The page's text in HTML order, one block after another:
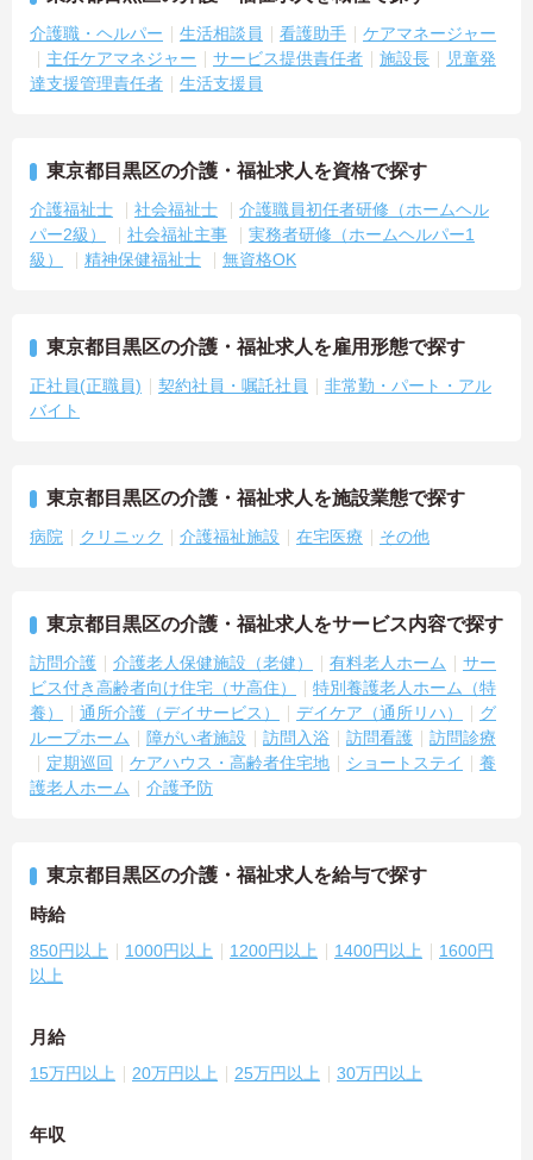
介護職・ヘルパー 生活相談員 看護助手
ケアマネージャー
主任ケアマネジャー
サービス提供責任者 施設長
児童発
達支援管理責任者
生活支援員
東京都目黒区の介護・福祉求人を資格で探す
介護福祉士 社会福祉士
介護職員初任者研修（ホームヘル
パー2級）
社会福祉主事
実務者研修（ホームヘルパー1
級）
精神保健福祉士 無資格OK
東京都目黒区の介護・福祉求人を雇用形態で探す
正社員(正職員) 契約社員・嘱託社員
非常勤・パート・アル
バイト
東京都目黒区の介護・福祉求人を施設業態で探す
病院 クリニック 介護福祉施設 在宅医療 その他
東京都目黒区の介護・福祉求人をサービス内容で探す
訪問介護 介護老人保健施設（老健） 有料老人ホーム
サー
ビス付き高齢者向け住宅（サ高住）
特別養護老人ホーム（特
養）
通所介護（デイサービス） デイケア（通所リハ）
グ
ループホーム
障がい者施設 訪問入浴 訪問看護
訪問診療
定期巡回
ケアハウス・高齢者住宅地 ショートステイ
養
護老人ホーム
介護予防
東京都目黒区の介護・福祉求人を給与で探す
時給
850円以上 1000円以上 1200円以上 1400円以上
1600円
以上
月給
15万円以上 20万円以上 25万円以上 30万円以上
年収